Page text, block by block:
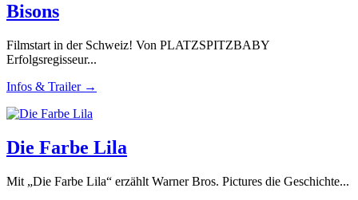
Bisons
Filmstart in der Schweiz! Von PLATZSPITZBABY
Erfolgsregisseur...
Infos & Trailer →
Die Farbe Lila
Mit „Die Farbe Lila“ erzählt Warner Bros. Pictures die Geschichte...